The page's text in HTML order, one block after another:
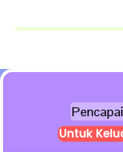
Untuk